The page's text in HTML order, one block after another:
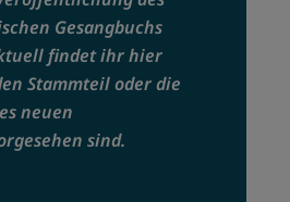
Gesangbuchs
findet ihr hier
Stammteil oder die
neuen
sind.